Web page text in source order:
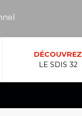
DÉCOUVREZ
LE SDIS 32